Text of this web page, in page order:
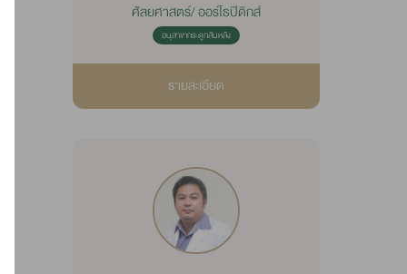
ศัลยศาสตร์/ ออร์โธปิดิกส์
อนุสาขากระดูกสันหลัง
รายละเอียด